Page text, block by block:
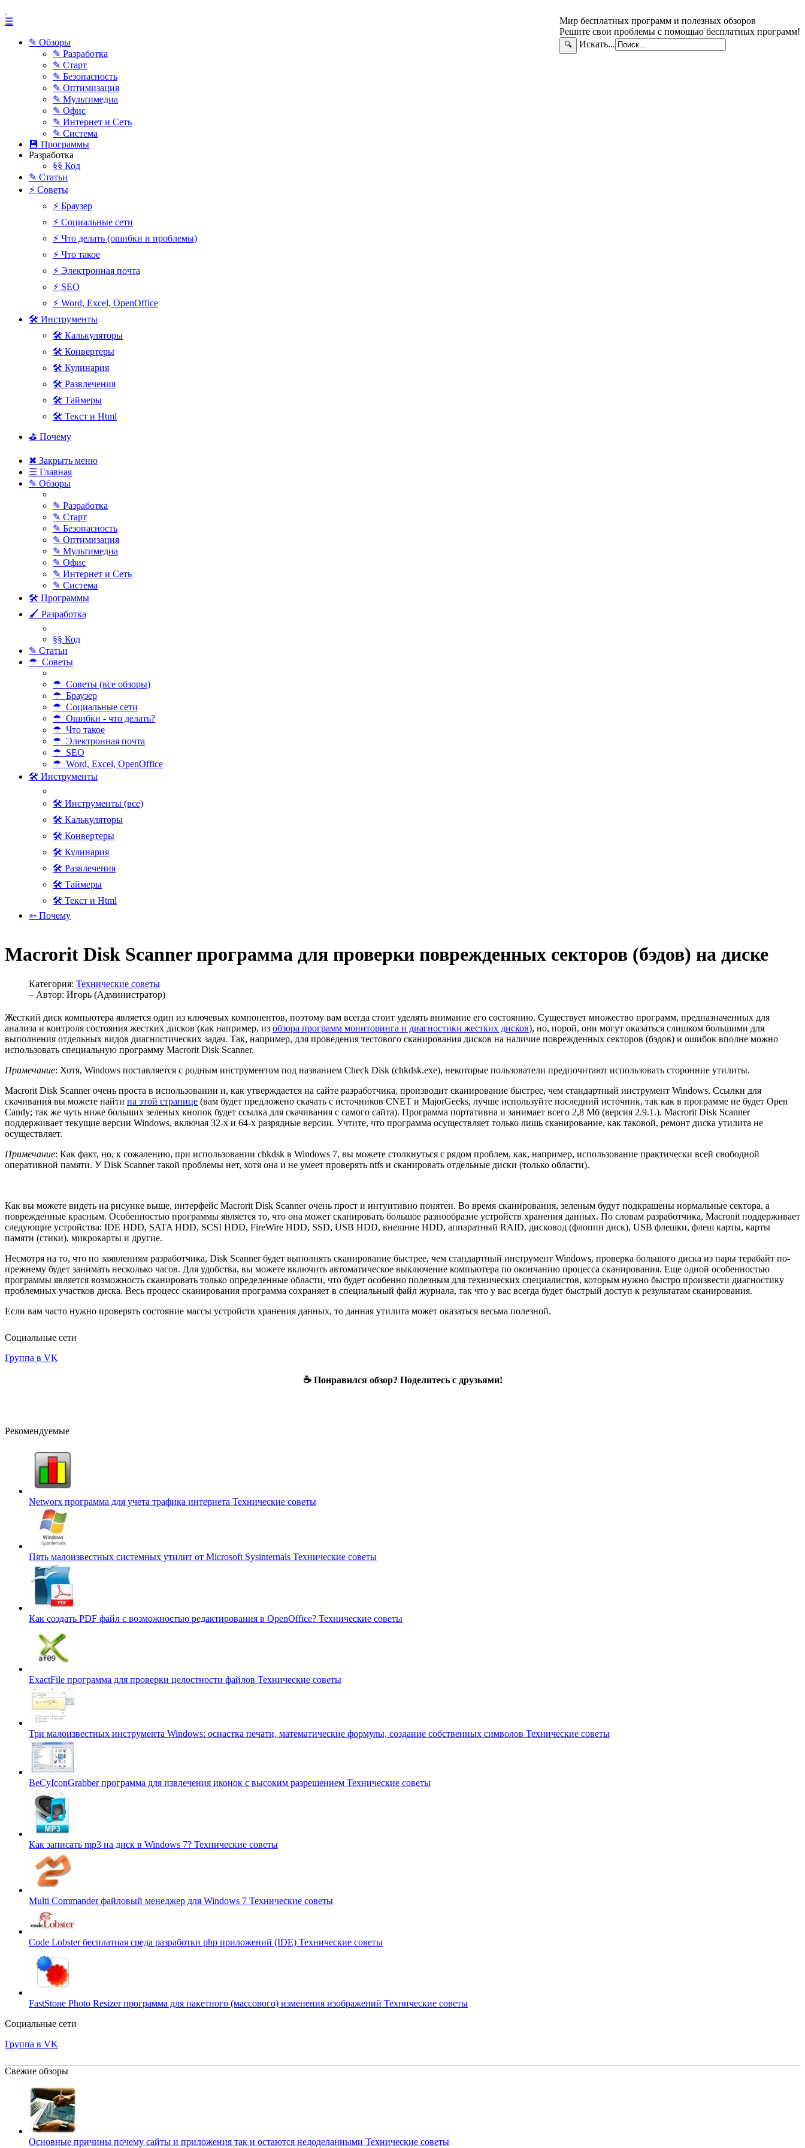
Мир бесплатных программ и полезных обзоров
Решите свои проблемы с помощью бесплатных программ!
🔍 Искать...
☰
✎ Обзоры
✎ Разработка
✎ Старт
✎ Безопасность
✎ Оптимизация
✎ Мультимедиа
✎ Офис
✎ Интернет и Сеть
✎ Система
💾 Программы
Разработка
§§ Код
✎ Статьи
⚡ Советы
⚡ Браузер
⚡ Социальные сети
⚡ Что делать (ошибки и проблемы)
⚡ Что такое
⚡ Электронная почта
⚡ SEO
⚡ Word, Excel, OpenOffice
🛠 Инструменты
🛠 Калькуляторы
🛠 Конвертеры
🛠 Кулинария
🛠 Развлечения
🛠 Таймеры
🛠 Текст и Html
⛳ Почему
✖ Закрыть меню
☰ Главная
✎ Обзоры
✎ Разработка
✎ Старт
✎ Безопасность
✎ Оптимизация
✎ Мультимедиа
✎ Офис
✎ Интернет и Сеть
✎ Система
🛠 Программы
🖌 Разработка
§§ Код
✎ Статьи
☂ Советы
☂ Советы (все обзоры)
☂ Браузер
☂ Социальные сети
☂ Ошибки - что делать?
☂ Что такое
☂ Электронная почта
☂ SEO
☂ Word, Excel, OpenOffice
🛠 Инструменты
🛠 Инструменты (все)
🛠 Калькуляторы
🛠 Конвертеры
🛠 Кулинария
🛠 Развлечения
🛠 Таймеры
🛠 Текст и Html
➳ Почему
Macrorit Disk Scanner программа для проверки поврежденных секторов (бэдов) на диске
Категория: Технические советы
– Автор: Игорь (Администратор)
Жесткий диск компьютера является один из ключевых компонентов, поэтому вам всегда стоит уделять внимание его состоянию. Существует множество программ, предназначенных для
анализа и контроля состояния жестких дисков (как например, из обзора программ мониторинга и диагностики жестких дисков), но, порой, они могут оказаться слишком большими для
выполнения отдельных видов диагностических задач. Так, например, для проведения тестового сканирования дисков на наличие поврежденных секторов (бэдов) и ошибок вполне можно
использовать специальную программу Macrorit Disk Scanner.
Примечание: Хотя, Windows поставляется с родным инструментом под названием Check Disk (chkdsk.exe), некоторые пользователи предпочитают использовать сторонние утилиты.
Macrorit Disk Scanner очень проста в использовании и, как утверждается на сайте разработчика, производит сканирование быстрее, чем стандартный инструмент Windows. Ссылки для
скачивания вы можете найти на этой странице (вам будет предложено скачать с источников CNET и MajorGeeks, лучше используйте последний источник, так как в программе не будет Open
Candy; так же чуть ниже больших зеленых кнопок будет ссылка для скачивания с самого сайта). Программа портативна и занимает всего 2,8 Мб (версия 2.9.1.). Macrorit Disk Scanner
поддерживает текущие версии Windows, включая 32-х и 64-х разрядные версии. Учтите, что программа осуществляет только лишь сканирование, как таковой, ремонт диска утилита не
осуществляет.
Примечание: Как факт, но, к сожалению, при использовании chkdsk в Windows 7, вы можете столкнуться с рядом проблем, как, например, использование практически всей свободной
оперативной памяти. У Disk Scanner такой проблемы нет, хотя она и не умеет проверять ntfs и сканировать отдельные диски (только области).
Как вы можете видеть на рисунке выше, интерфейс Macrorit Disk Scanner очень прост и интуитивно понятен. Во время сканирования, зеленым будут подкрашены нормальные сектора, а
поврежденные красным. Особенностью программы является то, что она может сканировать большое разнообразие устройств хранения данных. По словам разработчика, Macronit поддерживает
следующие устройства: IDE HDD, SATA HDD, SCSI HDD, FireWire HDD, SSD, USB HDD, внешние HDD, аппаратный RAID, дисковод (флоппи диск), USB флешки, флеш карты, карты
памяти (стики), микрокарты и другие.
Несмотря на то, что по заявлениям разработчика, Disk Scanner будет выполнять сканирование быстрее, чем стандартный инструмент Windows, проверка большого диска из пары терабайт по-
прежнему будет занимать несколько часов. Для удобства, вы можете включить автоматическое выключение компьютера по окончанию процесса сканирования. Еще одной особенностью
программы является возможность сканировать только определенные области, что будет особенно полезным для технических специалистов, которым нужно быстро произвести диагностику
проблемных участков диска. Весь процесс сканирования программа сохраняет в специальный файл журнала, так что у вас всегда будет быстрый доступ к результатам сканирования.
Если вам часто нужно проверять состояние массы устройств хранения данных, то данная утилита может оказаться весьма полезной.
Социальные сети
Группа в VK
☕ Понравился обзор? Поделитесь с друзьями!
Рекомендуемые
Networx программа для учета трафика интернета Технические советы
Пять малоизвестных системных утилит от Microsoft Sysinternals Технические советы
Как создать PDF файл с возможностью редактирования в OpenOffice? Технические советы
ExactFile программа для проверки целостности файлов Технические советы
Три малоизвестных инструмента Windows: оснастка печати, математические формулы, создание собственных символов Технические советы
BeCyIconGrabber программа для извлечения иконок с высоким разрешением Технические советы
Как записать mp3 на диск в Windows 7? Технические советы
Multi Commander файловый менеджер для Windows 7 Технические советы
Code Lobster бесплатная среда разработки php приложений (IDE) Технические советы
FastStone Photo Resizer программа для пакетного (массового) изменения изображений Технические советы
Социальные сети
Группа в VK
Свежие обзоры
Основные причины почему сайты и приложения так и остаются недоделанными Технические советы